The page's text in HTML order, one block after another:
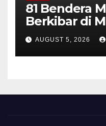
81 Bendera
Berkibar di
Timpik Hadiri
HUT ke-81
AUGUST 5, 2026